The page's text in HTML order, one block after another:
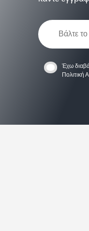
Έχω
Πολιτική